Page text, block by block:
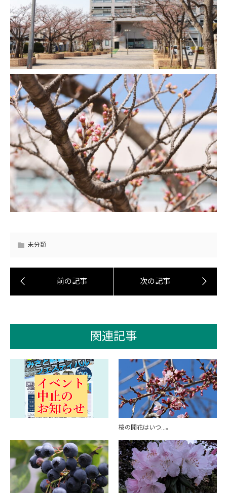
未分類
関連記事
桜の開花はいつ…。